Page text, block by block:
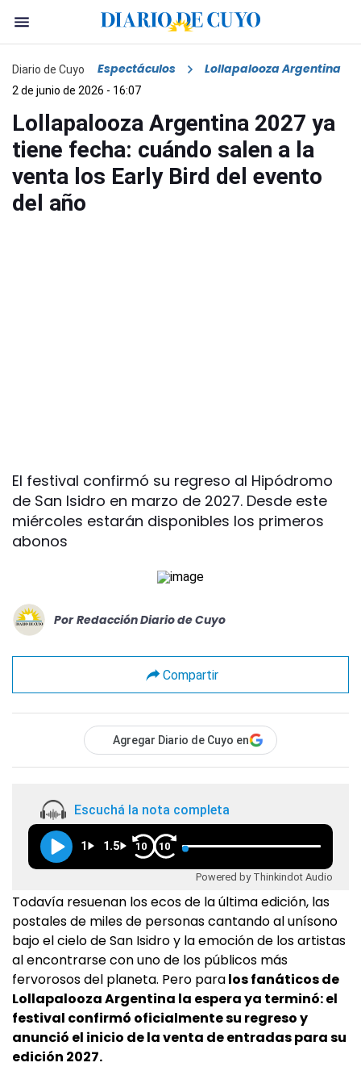
Diario de Cuyo Espectáculos Lollapalooza Argentina
2 de junio de 2026 - 16:07
Lollapalooza Argentina 2027 ya
tiene fecha: cuándo salen a la
venta los Early Bird del evento
del año
El festival confirmó su regreso al Hipódromo
de San Isidro en marzo de 2027. Desde este
miércoles estarán disponibles los primeros
abonos
Por Redacción Diario de Cuyo
Compartir
Agregar Diario de Cuyo en
Escuchá la nota completa
1 1.5 10 10
Powered by Thinkindot Audio
Todavía resuenan los ecos de la última edición, las
postales de miles de personas cantando al unísono
bajo el cielo de San Isidro y la emoción de los artistas
al encontrarse con uno de los públicos más
fervorosos del planeta. Pero paralos fanáticos de
Lollapalooza Argentina la espera ya terminó: el
festival confirmó oficialmente su regreso y
anunció el inicio de la venta de entradas para su
edición 2027.